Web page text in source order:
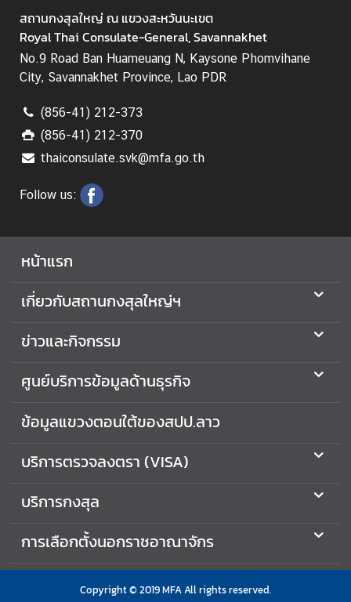
T
h
i
a
d
า
เ
อ
ก
ง
อ
ร
ช
สถานกงสุลใหญ่ ณ แขวงสะหวันนะเขต
Royal Thai Consulate-General, Savannakhet
No.9 Road Ban Huameuang N, Kaysone Phomvihane
City, Savannakhet Province, Lao PDR
(856-41) 212-373
(856-41) 212-370
thaiconsulate.svk@mfa.go.th
Follow us:
หน้าแรก
เกี่ยวกับสถานกงสุลใหญ่ฯ
ข่าวและกิจกรรม
ศูนย์บริการข้อมูลด้านธุรกิจ
ข้อมูลแขวงตอนใต้ของสปป.ลาว
บริการตรวจลงตรา (VISA)
บริการกงสุล
การเลือกตั้งนอกราชอาณาจักร
Copyright © 2019 MFA All rights reserved.